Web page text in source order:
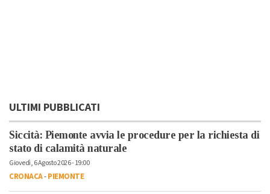
ULTIMI PUBBLICATI
Siccità: Piemonte avvia le procedure per la richiesta di
stato di calamità naturale
Giovedì, 6 Agosto 2026 - 19:00
CRONACA-PIEMONTE